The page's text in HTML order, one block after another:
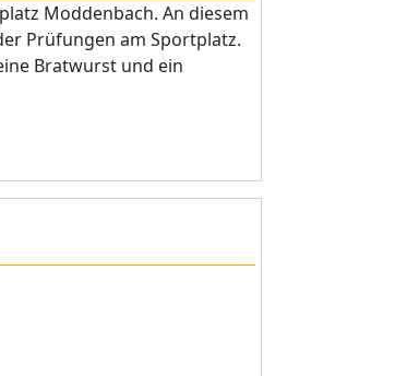
Moddenbach. An diesem
Prüfungen am Sportplatz.
Bratwurst und ein